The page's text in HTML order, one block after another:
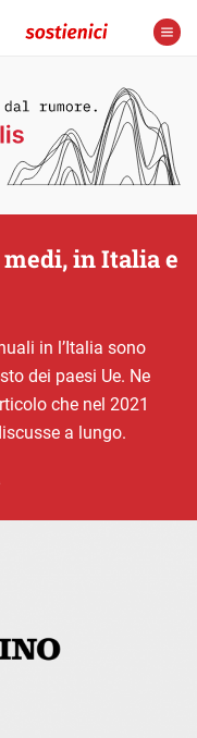
in Italia e
in l’Italia sono
dei paesi Ue. Ne
che nel 2021
a lungo.